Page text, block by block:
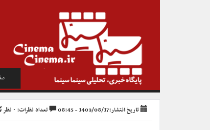
تاریخ انتشار:1403/08/17 - 08:45 تعداد نظرات: ۰ نظر